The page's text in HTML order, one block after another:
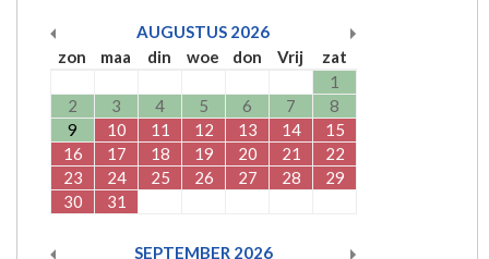
AUGUSTUS 2026
zon
maa din woe don Vrij
zat
1
2
3 4 5 6 7
8
9
10 11 12 13 14
15
16
17 18 19 20 21
22
23
24 25 26 27 28
29
30
31
SEPTEMBER 2026